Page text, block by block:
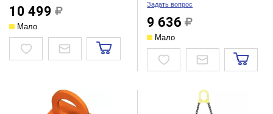
10 499
Мало
Задать вопрос
9 636
Мало